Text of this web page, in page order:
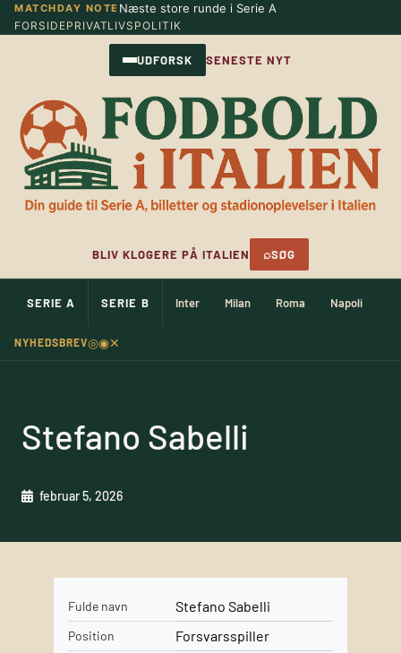
Spring
til
MATCHDAY NOTE Næste store runde i Serie A
FORSIDEPRIVATLIVSPOLITIK
UDFORSK SENESTE NYT
BLIV KLOGERE PÅ ITALIEN ⌕SØG
SERIE A SERIE B Inter Milan Roma Napoli
NYHEDSBREV◎◉✕
Stefano Sabelli
februar 5, 2026
Fulde navn Stefano Sabelli
Position Forsvarsspiller